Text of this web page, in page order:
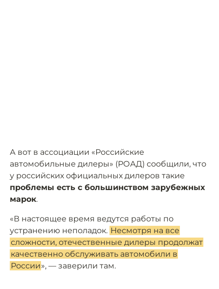
А вот в ассоциации «Российские
автомобильные дилеры» (РОАД) сообщили, что
у российских официальных дилеров такие
проблемы есть с большинством зарубежных
марок.
«В настоящее время ведутся работы по
устранению неполадок. Несмотря на все
сложности, отечественные дилеры продолжат
качественно обслуживать автомобили в
России», — заверили там.